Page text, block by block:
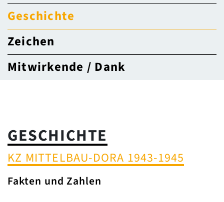
Geschichte
Zeichen
Mitwirkende / Dank
GESCHICHTE
KZ MITTELBAU-DORA 1943-1945
Fakten und Zahlen